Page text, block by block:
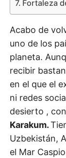
Fortaleza
Acabo de
uno de los
planeta.
recibir
en el que el
ni redes
desierto ,
Karakum.
Uzbekistán,
el Mar